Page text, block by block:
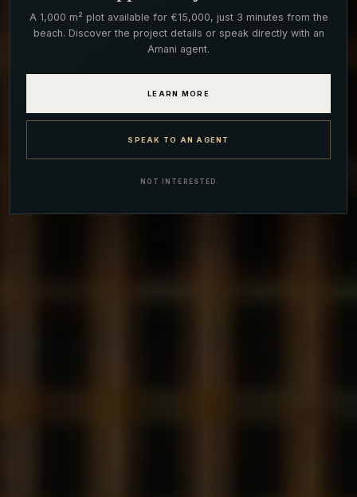
A 1,000 m² plot available for €15,000, just 3 minutes from the
beach. Discover the project details or speak directly with an
Amani agent.
LEARN MORE
SPEAK TO AN AGENT
NOT INTERESTED